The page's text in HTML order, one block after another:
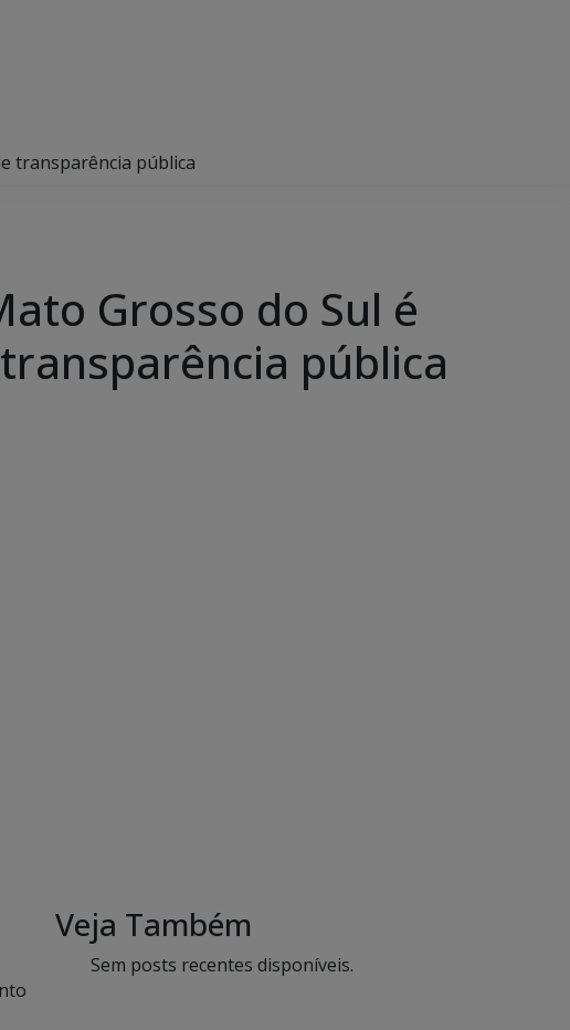
transparência pública
Grosso do Sul é
pública
Veja Também
Sem posts recentes disponíveis.